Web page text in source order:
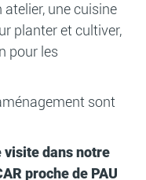
une cuisine
planter et cultiver,
pour les
sont
visite dans notre
proche de PAU